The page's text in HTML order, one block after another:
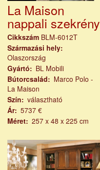
La Maison
nappali szekrény
Cikkszám BLM-6012T
Származási hely
Olaszország
Gyártó
BL Mobili
Bútorcsalád
Marco Polo -
La Maison
Szín
választható
Ár 5737 €
Méret 257 x 48 x 225 cm